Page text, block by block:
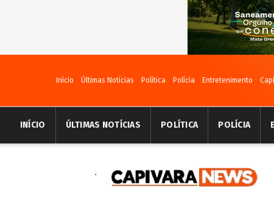
Início Últimas Notícias Política Polícia Entretenimento
INÍCIO ÚLTIMAS NOTÍCIAS POLÍTICA POLÍCIA